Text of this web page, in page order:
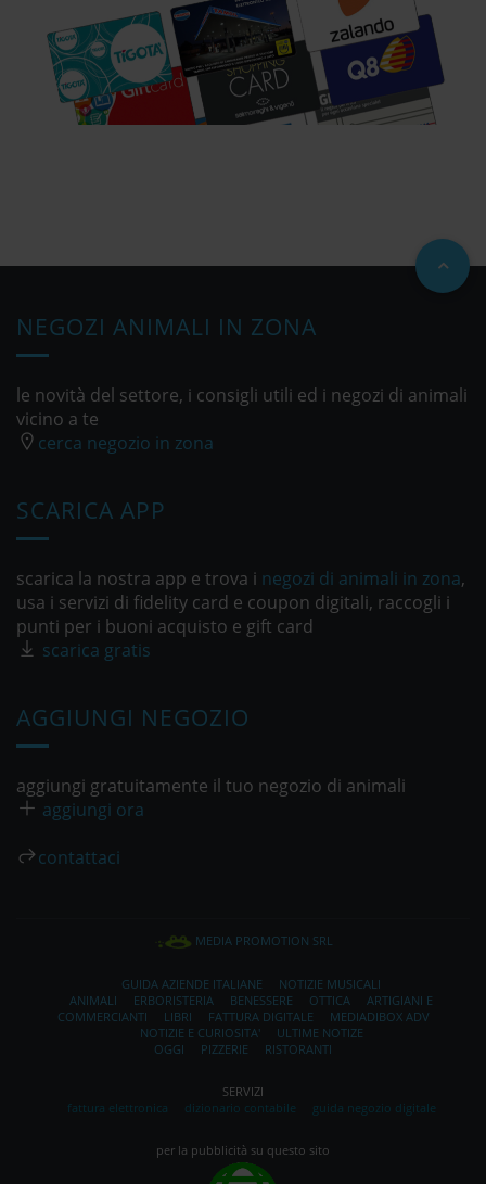
NEGOZI ANIMALI IN ZONA
le novità del settore, i consigli utili ed i negozi di animali
vicino a te
cerca negozio in zona
SCARICA APP
scarica la nostra app e trova i negozi di animali in zona,
usa i servizi di fidelity card e coupon digitali, raccogli i
punti per i buoni acquisto e gift card
scarica gratis
AGGIUNGI NEGOZIO
aggiungi gratuitamente il tuo negozio di animali
aggiungi ora
contattaci
MEDIA PROMOTION SRL
GUIDA AZIENDE ITALIANE
NOTIZIE MUSICALI
ANIMALI
ERBORISTERIA BENESSERE OTTICA
ARTIGIANI E
COMMERCIANTI
LIBRI FATTURA DIGITALE
MEDIADIBOX ADV
NOTIZIE E CURIOSITA'
ULTIME NOTIZE
OGGI
PIZZERIE RISTORANTI
SERVIZI
fattura elettronica
dizionario contabile guida negozio digitale
per la pubblicità su questo sito